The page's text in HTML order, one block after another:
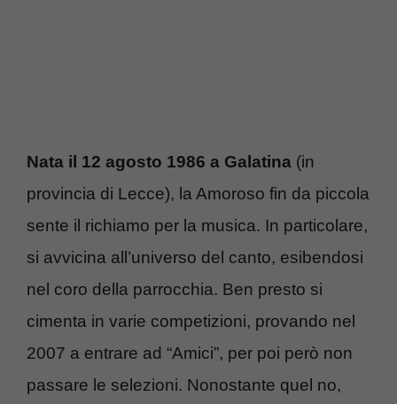
Nata il 12 agosto 1986 a Galatina (in
provincia di Lecce), la Amoroso fin da piccola
sente il richiamo per la musica. In particolare,
si avvicina all’universo del canto, esibendosi
nel coro della parrocchia. Ben presto si
cimenta in varie competizioni, provando nel
2007 a entrare ad “Amici”, per poi però non
passare le selezioni. Nonostante quel no,